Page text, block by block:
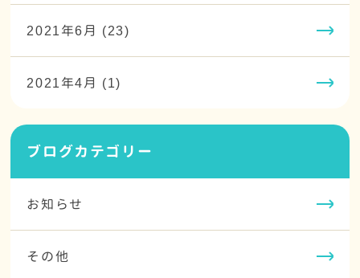
2021年6月 (23)
2021年4月 (1)
ブログカテゴリー
お知らせ
その他